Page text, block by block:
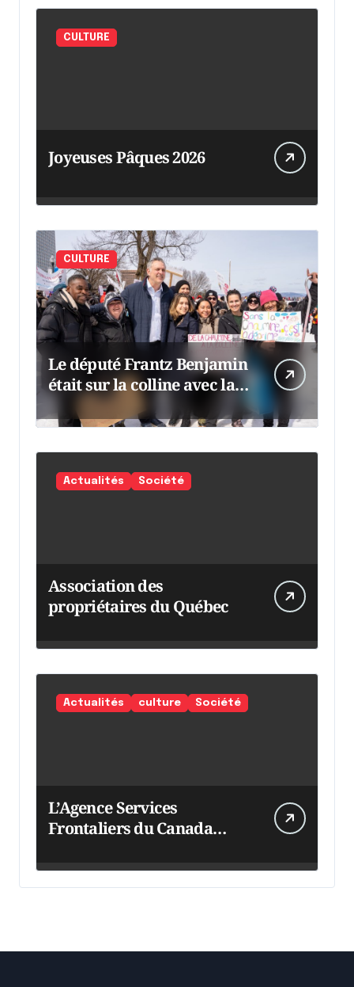
CULTURE
Joyeuses Pâques 2026
CULTURE
Le député Frantz Benjamin
était sur la colline avec la
chaumine
Actualités Société
Association des
propriétaires du Québec
Actualités culture Société
L’Agence Services
Frontaliers du Canada